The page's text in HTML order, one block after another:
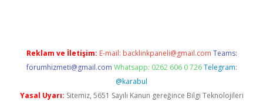
Reklam ve İletişim: E-mail: backlinkpaneli@gmail.com Teams:
forumhizmeti@gmail.com Whatsapp: 0262 606 0 726 Telegram:
@karabul
Yasal Uyarı: Sitemiz, 5651 Sayılı Kanun gereğince Bilgi Teknolojileri